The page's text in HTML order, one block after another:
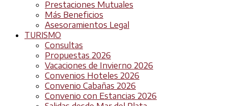
Prestaciones Mutuales
Más Beneficios
Asesoramientos Legal
TURISMO
Consultas
Propuestas 2026
Vacaciones de Invierno 2026
Convenios Hoteles 2026
Convenio Cabañas 2026
Convenio con Estancias 2026